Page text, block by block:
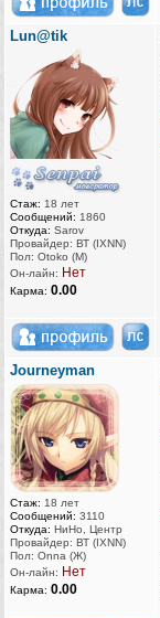
Lun@tik
Стаж: 18 лет
Сообщений: 1860
Откуда: Sarov
Провайдер: ВТ (IXNN)
Пол: Otoko (M)
Он-лайн: Нет
Карма: 0.00
Journeyman
Стаж: 18 лет
Сообщений: 3110
Откуда: НиНо, Центр
Провайдер: ВТ (IXNN)
Пол: Onna (Ж)
Он-лайн: Нет
Карма: 0.00